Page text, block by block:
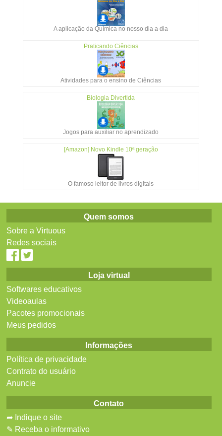
A aplicação da Química no nosso dia a dia
Praticando Ciências
Atividades para o ensino de Ciências
Biologia Divertida
Jogos para auxiliar no aprendizado
[Amazon] Novo Kindle 10ª geração
O famoso leitor de livros digitais
Quem somos
Sobre a Virtuous
Redes sociais
Loja virtual
Softwares educativos
Videoaulas
Pacotes promocionais
Meus pedidos
Informações
Política de privacidade
Contrato do usuário
Anuncie
Contato
➦ Indique o site
✎ Receba o informativo